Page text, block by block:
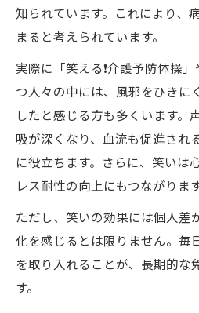
知られています。これにより、
まると考えられています。
実際に「笑える❗️介護予防体操
つ人々の中には、風邪をひきに
したと感じる方も多くいます。
吸が深くなり、血流も促進され
に役立ちます。さらに、笑いは
レス耐性の向上にもつながります
ただし、笑いの効果には個人差
化を感じるとは限りません。毎
を取り入れることが、長期的な
す。